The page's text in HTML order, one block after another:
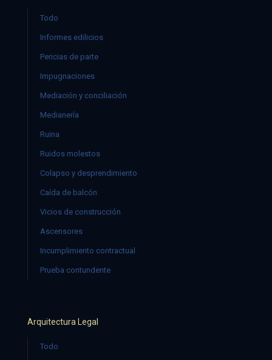
Todo
Informes edilicios
Pericias de parte
Impugnaciones
Mediación y conciliación
Medianería
Ruina
Ruidos molestos
Colapso y desprendimiento
Caída de balcón
Vicios de construcción
Ascensores
Incumplimiento contractual
Prueba contundente
Arquitectura Legal
Todo